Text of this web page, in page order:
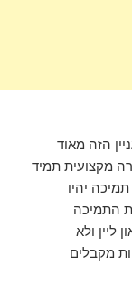
הזה מאוד
מקצועית תמיד
יהיו
התמיכה
ליין ולא
מקבלים